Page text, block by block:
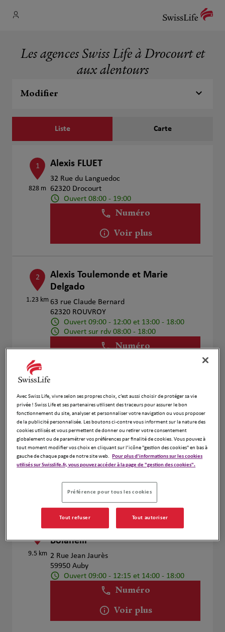
Les agences Swiss Life à Drocourt et
aux alentours
Modifier
Liste Carte
1
828 m
Alexis FLUET
32 Rue du Languedoc
62320 Drocourt
Ouvert 08:00 - 19:00
Numéro
Voir plus
2
1.23 km
Alexis Toulemonde et Marie
Delgado
63 rue Claude Bernard
62320 ROUVROY
Ouvert 09:00 - 12:00 et 13:00 - 18:00
Ouvert sur rdv 08:00 - 18:00
Numéro
8.76 km
BOIDIN H. & REMAUX V.
52 Boulevard Émile Basly
62300 Lens
Ouvert 09:00 - 13:00
Ouvert sur rdv 08:00 - 18:00
Numéro
9.5 km
Arnaud Lesaffre & Jonathan
Boïanelli
2 Rue Jean Jaurès
59950 Auby
Ouvert 09:00 - 12:15 et 14:00 - 18:00
Numéro
Voir plus
Avec Swiss Life, vivre selon ses propres choix, c’est aussi choisir de protéger sa vie
privée ! Swiss Life et ses partenaires utilisent des traceurs pour assurer le bon
fonctionnement du site, analyser et personnaliser votre navigation ou vous proposer
de la publicité personnalisée. Les boutons ci-contre vous informent sur la nature des
cookies utilisés et vous permettent de donner ou retirer votre consentement
globalement ou de paramétrer vos préférences par finalité de cookies. Vous pouvez à
tout moment modifier vos choix en cliquant sur l’icône "gestion des cookies" en bas à
gauche de chaque page de notre site web. Pour plus d'informations sur les cookies
utilisés sur Swisslife.fr, vous pouvez accéder à la page de "gestion des cookies".
Préférence pour tous les cookies
Tout refuser Tout autoriser